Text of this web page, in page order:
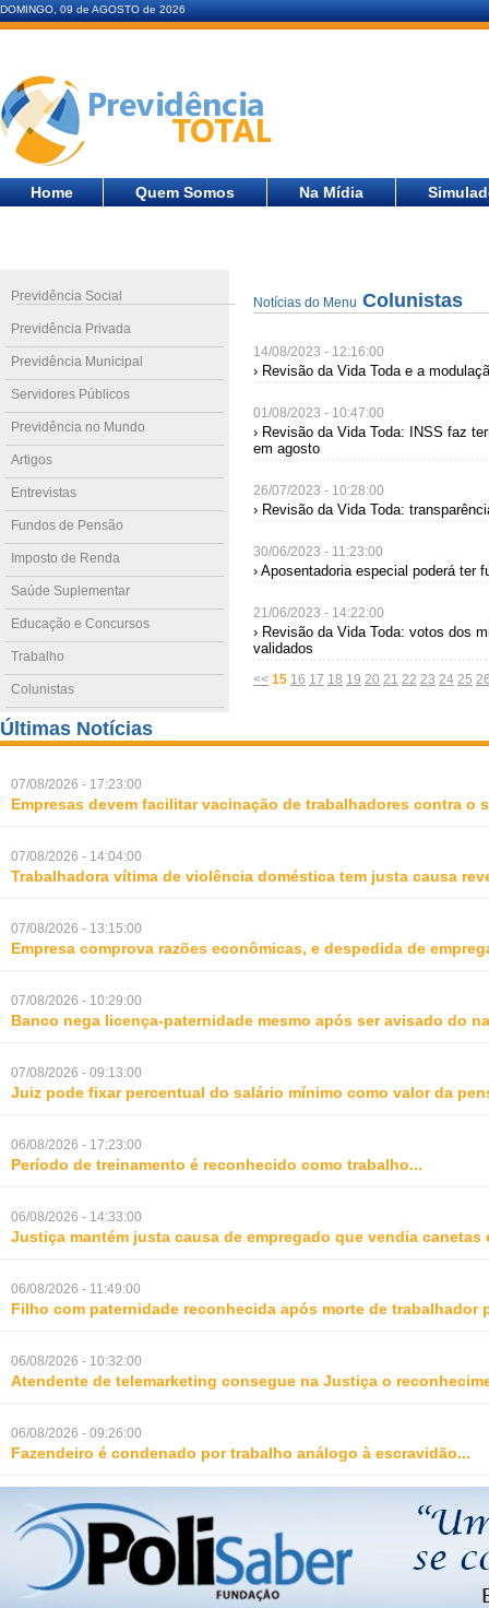
DOMINGO, 09 de AGOSTO de 2026
Home Quem Somos Na Mídia
Previdência Social
Previdência Privada
Previdência Municipal
Servidores Públicos
Previdência no Mundo
Artigos
Entrevistas
Fundos de Pensão
Imposto de Renda
Saúde Suplementar
Educação e Concursos
Trabalho
Colunistas
Notícias do Menu Colunistas
14/08/2023 - 12:16:00
› Revisão da Vida Toda e a
01/08/2023 - 10:47:00
› Revisão da Vida Toda: INSS faz
em agosto
26/07/2023 - 10:28:00
› Revisão da Vida Toda:
30/06/2023 - 11:23:00
› Aposentadoria especial poderá ter
21/06/2023 - 14:22:00
› Revisão da Vida Toda: votos dos
validados
<< 15 16 17 18 19 20 21 22 23 24 25
Últimas Notícias
07/08/2026 - 17:23:00
Empresas devem facilitar vacinação de trabalhadores contra o
07/08/2026 - 14:04:00
Trabalhadora vítima de violência doméstica tem justa causa
07/08/2026 - 13:15:00
Empresa comprova razões econômicas, e despedida de
07/08/2026 - 10:29:00
Banco nega licença-paternidade mesmo após ser avisado do
07/08/2026 - 09:13:00
Juiz pode fixar percentual do salário mínimo como valor da
06/08/2026 - 17:23:00
Período de treinamento é reconhecido como trabalho...
06/08/2026 - 14:33:00
Justiça mantém justa causa de empregado que vendia canetas
06/08/2026 - 11:49:00
Filho com paternidade reconhecida após morte de trabalhador
06/08/2026 - 10:32:00
Atendente de telemarketing consegue na Justiça o
06/08/2026 - 09:26:00
Fazendeiro é condenado por trabalho análogo à escravidão...